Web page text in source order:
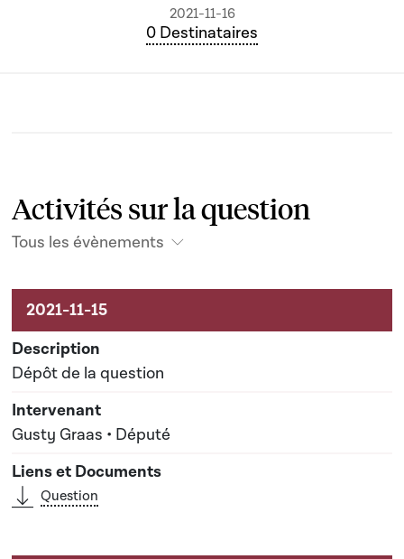
2021-11-16
0 Destinataires
Activités sur la question
Tous les évènements
Activités liées au dossier
Dépôt de la question
Gusty Graas • Député
Question